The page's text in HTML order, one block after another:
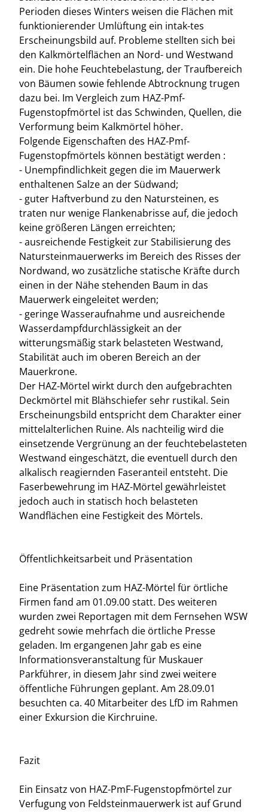
Perioden dieses Winters weisen die Flächen mit
funktionierender Umlüftung ein intak-tes
Erscheinungsbild auf. Probleme stellten sich bei
den Kalkmörtelflächen an Nord- und Westwand
ein. Die hohe Feuchtebelastung, der Traufbereich
von Bäumen sowie fehlende Abtrocknung trugen
dazu bei. Im Vergleich zum HAZ-Pmf-
Fugenstopfmörtel ist das Schwinden, Quellen, die
Verformung beim Kalkmörtel höher.
Folgende Eigenschaften des HAZ-Pmf-
Fugenstopfmörtels können bestätigt werden :
- Unempfindlichkeit gegen die im Mauerwerk
enthaltenen Salze an der Südwand;
- guter Haftverbund zu den Natursteinen, es
traten nur wenige Flankenabrisse auf, die jedoch
keine größeren Längen erreichten;
- ausreichende Festigkeit zur Stabilisierung des
Natursteinmauerwerks im Bereich des Risses der
Nordwand, wo zusätzliche statische Kräfte durch
einen in der Nähe stehenden Baum in das
Mauerwerk eingeleitet werden;
- geringe Wasseraufnahme und ausreichende
Wasserdampfdurchlässigkeit an der
witterungsmäßig stark belasteten Westwand,
Stabilität auch im oberen Bereich an der
Mauerkrone.
Der HAZ-Mörtel wirkt durch den aufgebrachten
Deckmörtel mit Blähschiefer sehr rustikal. Sein
Erscheinungsbild entspricht dem Charakter einer
mittelalterlichen Ruine. Als nachteilig wird die
einsetzende Vergrünung an der feuchtebelasteten
Westwand eingeschätzt, die eventuell durch den
alkalisch reagiernden Faseranteil entsteht. Die
Faserbewehrung im HAZ-Mörtel gewährleistet
jedoch auch in statisch hoch belasteten
Wandflächen eine Festigkeit des Mörtels.
Öffentlichkeitsarbeit und Präsentation
Eine Präsentation zum HAZ-Mörtel für örtliche
Firmen fand am 01.09.00 statt. Des weiteren
wurden zwei Reportagen mit dem Fernsehen WSW
gedreht sowie mehrfach die örtliche Presse
geladen. Im ergangenen Jahr gab es eine
Informationsveranstaltung für Muskauer
Parkführer, in diesem Jahr sind zwei weitere
öffentliche Führungen geplant. Am 28.09.01
besuchten ca. 40 Mitarbeiter des LfD im Rahmen
einer Exkursion die Kirchruine.
Fazit
Ein Einsatz von HAZ-PmF-Fugenstopfmörtel zur
Verfugung von Feldsteinmauerwerk ist auf Grund